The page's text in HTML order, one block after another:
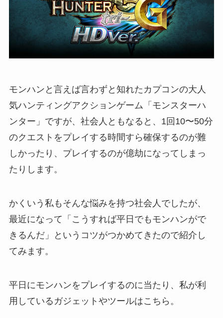
モンハンと言えば言わずと知れたカプコンの大人
気ハンティングアクションゲーム「モンスターハ
ンター」ですが、社会人ともなると、1回10〜50分
のクエストをプレイする時間すら確保するのが難
しかったり、プレイするのが億劫になってしまっ
たりします。
かくいう私もそんな悩みを持つ社会人でしたが、
最近になって「こうすれば平日でもモンハンがで
きるんだ」というコツがつかめてきたので紹介し
てみます。
平日にモンハンをプレイするのに当たり、私が利
用しているガジェットやツールはこちら。